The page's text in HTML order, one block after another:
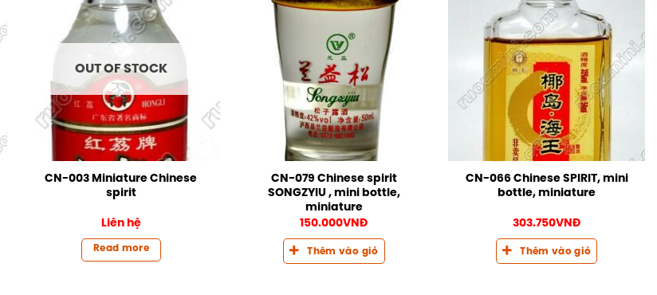
OUT OF STOCK
CN-003 Miniature Chinese
spirit
Liên hệ
Read more
CN-079 Chinese spirit
SONGZYIU , mini bottle,
miniature
150.000VNĐ
Thêm vào giỏ
CN-066 Chinese SPIRIT, mini
bottle, miniature
303.750VNĐ
Thêm vào giỏ